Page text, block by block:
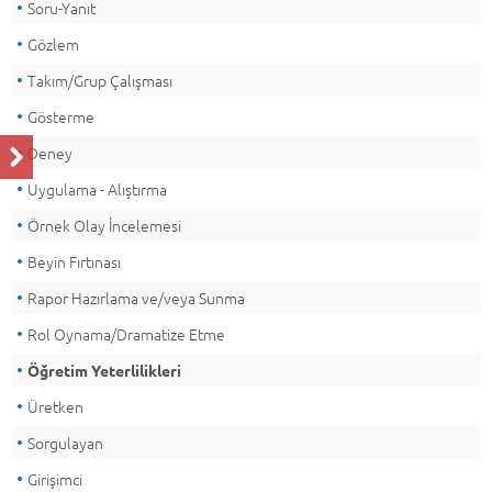
Soru-Yanıt
Gözlem
Takım/Grup Çalışması
Gösterme
Deney
Uygulama - Alıştırma
Örnek Olay İncelemesi
Beyin Fırtınası
Rapor Hazırlama ve/veya Sunma
Rol Oynama/Dramatize Etme
Öğretim Yeterlilikleri
Üretken
Sorgulayan
Girişimci